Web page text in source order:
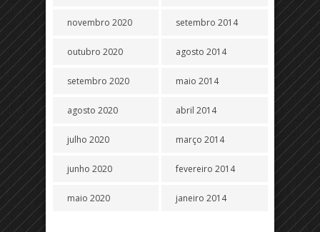
novembro 2020
outubro 2020
setembro 2020
agosto 2020
julho 2020
junho 2020
maio 2020
setembro 2014
agosto 2014
maio 2014
abril 2014
março 2014
fevereiro 2014
janeiro 2014